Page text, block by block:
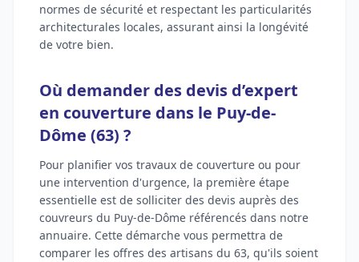
normes de sécurité et respectant les particularités
architecturales locales, assurant ainsi la longévité
de votre bien.
Où demander des devis d’expert
en couverture dans le Puy-de-
Dôme (63) ?
Pour planifier vos travaux de couverture ou pour
une intervention d'urgence, la première étape
essentielle est de solliciter des devis auprès des
couvreurs du Puy-de-Dôme référencés dans notre
annuaire. Cette démarche vous permettra de
comparer les offres des artisans du 63, qu'ils soient